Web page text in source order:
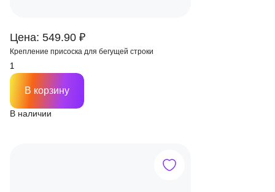
Цена: 549.90 ₽
Крепление присоска для бегущей строки
В наличии
В корзину